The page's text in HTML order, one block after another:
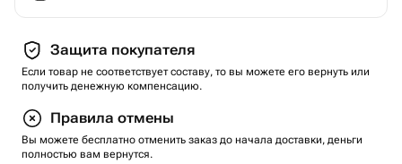
Защита покупателя
Если товар не соответствует составу, то вы можете его вернуть или
получить денежную компенсацию.
Правила отмены
Вы можете бесплатно отменить заказ до начала доставки, деньги
полностью вам вернутся.